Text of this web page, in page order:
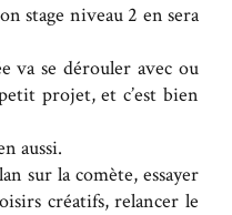
stage niveau 2 en sera
va se dérouler avec ou
projet, et c’est bien
aussi.
sur la comète, essayer
créatifs, relancer le